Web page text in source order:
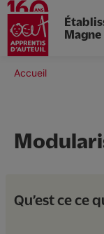
Magne
Fil
Accueil
Qu’est ce ce